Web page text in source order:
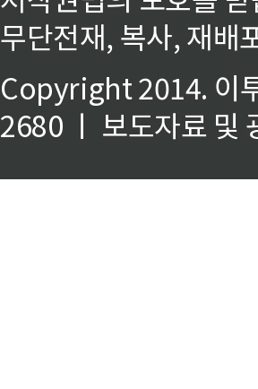
무단전재, 복사, 재배
Copyright 2014. 이
2680 ㅣ 보도자료